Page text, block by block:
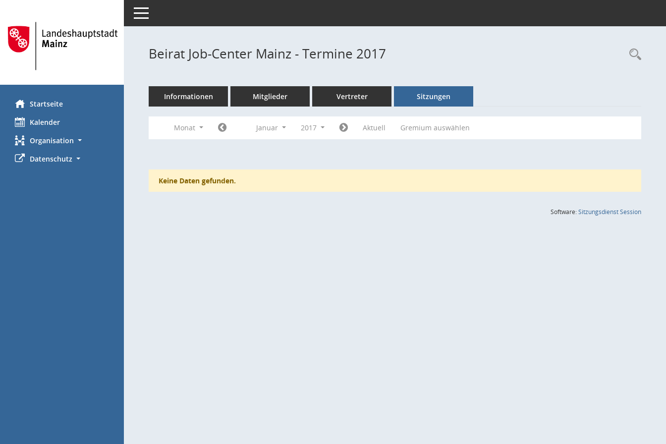
Startseite
Kalender
Organisation
Datenschutz
Toggle navigation
Beirat Job-Center Mainz - Termine 2017
Informationen Mitglieder Vertreter Sitzungen
Monat Januar 2017 Aktuell Gremium auswählen
Keine Daten gefunden.
Software:SitzungsdienstSession(Wird in